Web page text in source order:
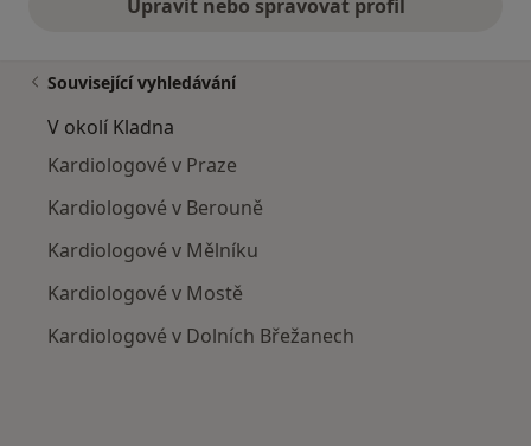
Upravit nebo spravovat profil
Související vyhledávání
V okolí Kladna
Kardiologové v Praze
Kardiologové v Berouně
Kardiologové v Mělníku
Kardiologové v Mostě
Kardiologové v Dolních Břežanech